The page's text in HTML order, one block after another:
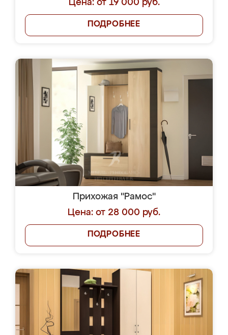
Цена: от 19 000 руб.
ПОДРОБНЕЕ
Прихожая "Рамос"
Цена: от 28 000 руб.
ПОДРОБНЕЕ